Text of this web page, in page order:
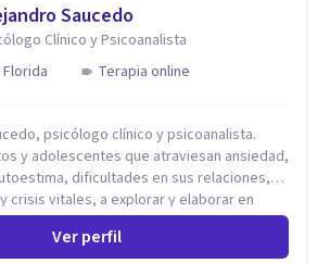
Saucedo
Clínico y Psicoanalista
Florida
Terapia online
psicólogo clínico y psicoanalista.
y adolescentes que atraviesan ansiedad,
dificultades en sus relaciones,
crisis vitales, a explorar y elaborar en
internos que generan malestar en
Ver perfil